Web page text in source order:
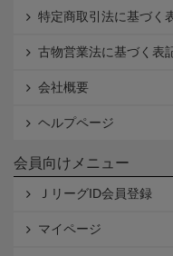
特定商取引法に基づく
古物営業法に基づく表
会社概要
ヘルプページ
会員向けメニュー
ＪリーグID会員登録
マイページ